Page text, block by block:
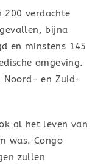
200 verdachte
bijna
en minstens 145
omgeving.
Noord- en Zuid-
al het leven van
was. Congo
zullen